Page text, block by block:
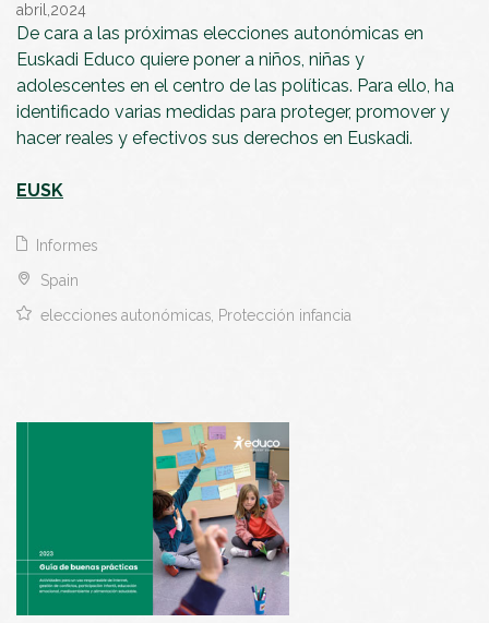
abril,2024
De cara a las próximas elecciones autonómicas en
Euskadi Educo quiere poner a niños, niñas y
adolescentes en el centro de las políticas. Para ello, ha
identificado varias medidas para proteger, promover y
hacer reales y efectivos sus derechos en Euskadi.
EUSK
Informes
Spain
elecciones autonómicas, Protección infancia